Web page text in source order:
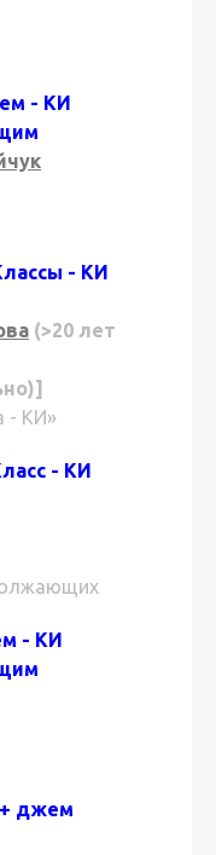
- КИ
- КИ
(>20 лет
- КИ»
- КИ
- КИ
джем